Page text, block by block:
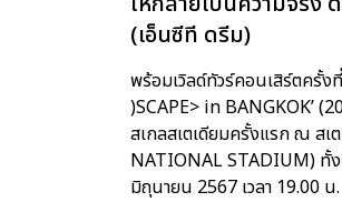
(เอ็นซีที ดรีม)
พร้อมเวิลด์ทัวร์คอนเสิร์ตครั้ง
)SCAPE> in BANGKOK’
สเกลสเตเดียมครั้งแรก ณ สเ
NATIONAL STADIUM) ทั้ง
มิถุนายน 2567 เวลา 19.00 น.